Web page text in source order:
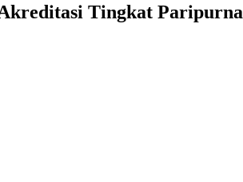
Tingkat Paripurna